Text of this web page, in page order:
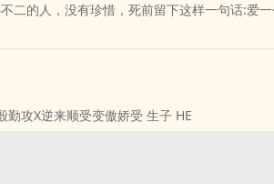
二的人，没有珍惜，死前留下这样一句话:爱
再放开你的手了，生生世世在一起！定不再负
一个拼命付出和错爱他人最后都死了的故事，
只是为什么不能再早几年呢？看着眼前人的惨
勤攻X逆来顺受变傲娇受 生子 HE